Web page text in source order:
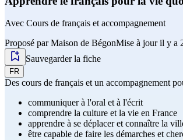
Avec Cours de français et accompagnement
Proposé par Maison de BégonMise à jour il y a
Sauvegarder la fiche
FR
Des cours de français et un accompagnement
communiquer à l'oral et à l'écrit
comprendre la culture et la vie en France
apprendre à se déplacer et connaître la
être capable de faire les démarches et